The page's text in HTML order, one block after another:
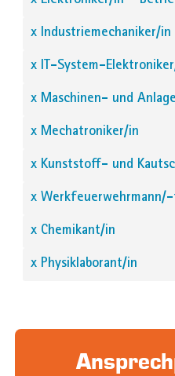
x Industriemechaniker/in
x IT-System-
x Maschinen- und
x Mechatroniker/in
x Kunststoff- und
x
x Chemikant/in
x Physiklaborant/in